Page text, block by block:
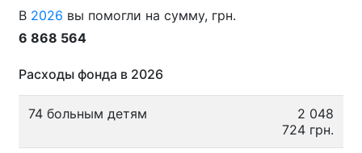
В 2026 вы помогли на сумму, грн.
6 868 564
Расходы фонда в 2026
74 больным детям
2 048
724 грн.